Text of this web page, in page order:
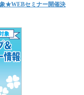
象★WEBセミナー開催決